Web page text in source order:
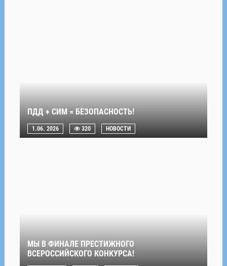
ПДД + СИМ = БЕЗОПАСНОСТЬ!
1.06. 2026 320 НОВОСТИ
МЫ В ФИНАЛЕ ПРЕСТИЖНОГО
ВСЕРОССИЙСКОГО КОНКУРСА!